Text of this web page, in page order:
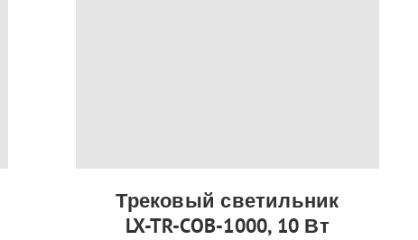
Трековый светильник
LX-TR-COB-1000, 10 Вт